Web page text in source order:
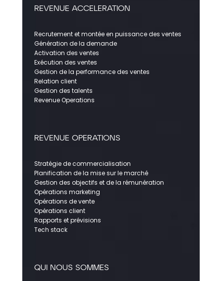
REVENUE ACCELERATION
Recrutement et montée en puissance des ventes
Génération de la demande
Activation des ventes
Exécution des ventes
Gestion de la performance des ventes
Relation client
Gestion des talents
Revenue Operations
REVENUE OPERATIONS
Stratégie de commercialisation
Planification de la mise sur le marché
Gestion des objectifs et de la rémunération
Opérations marketing
Opérations de vente
Opérations client
Rapports et prévisions
Tech stack
QUI NOUS SOMMES